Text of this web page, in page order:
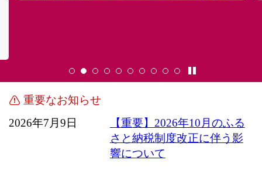
重要なお知らせ
2026年7月9日
【重要】2026年10月のふる
さと納税制度改正に伴う影
響について